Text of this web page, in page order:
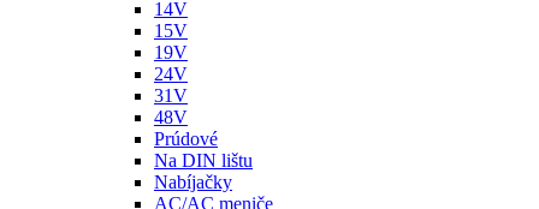
14V
15V
19V
24V
31V
48V
Prúdové
Na DIN lištu
Nabíjačky
AC/AC meniče